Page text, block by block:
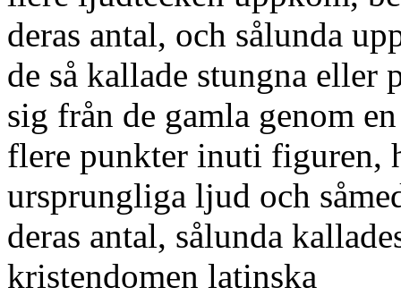
deras antal, och sålunda
de så kallade stungna eller
sig från de gamla genom
flere punkter inuti figuren,
ursprungliga ljud och
deras antal, sålunda
kristendomen latinska